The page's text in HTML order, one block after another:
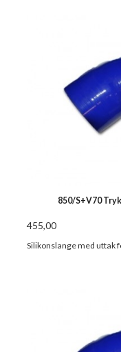
850/S+V70
455,00
Silikonslange med uttak